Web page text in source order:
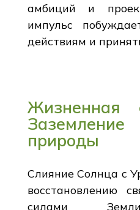
амбиций и
импульс
действиям и
Жизненная
природы
Слияние Солнца с
восстановлению
силами